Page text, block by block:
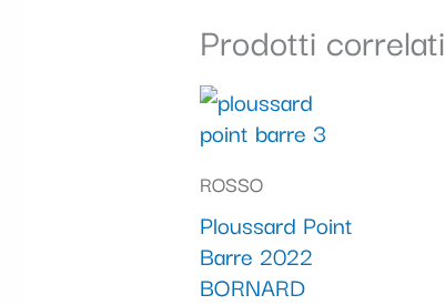
Prodotti correlati
ROSSO
Ploussard Point
Barre 2022
BORNARD